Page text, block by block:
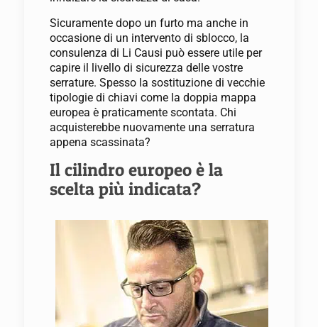
Sicuramente dopo un furto ma anche in
occasione di un intervento di sblocco, la
consulenza di Li Causi può essere utile per
capire il livello di sicurezza delle vostre
serrature. Spesso la sostituzione di vecchie
tipologie di chiavi come la doppia mappa
europea è praticamente scontata. Chi
acquisterebbe nuovamente una serratura
appena scassinata?
Il cilindro europeo è la
scelta più indicata?